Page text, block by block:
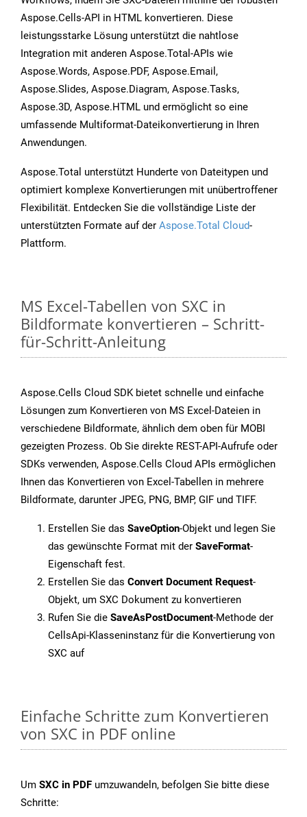
Aspose.Cells-API in HTML konvertieren. Diese
leistungsstarke Lösung unterstützt die nahtlose
Integration mit anderen Aspose.Total-APIs wie
Aspose.Words, Aspose.PDF, Aspose.Email,
Aspose.Slides, Aspose.Diagram, Aspose.Tasks,
Aspose.3D, Aspose.HTML und ermöglicht so eine
umfassende Multiformat-Dateikonvertierung in Ihren
Anwendungen.
Aspose.Total unterstützt Hunderte von Dateitypen und
optimiert komplexe Konvertierungen mit unübertroffener
Flexibilität. Entdecken Sie die vollständige Liste der
unterstützten Formate auf der Aspose.Total Cloud-
Plattform.
MS Excel-Tabellen von SXC in
Bildformate konvertieren – Schritt-
für-Schritt-Anleitung
Aspose.Cells Cloud SDK bietet schnelle und einfache
Lösungen zum Konvertieren von MS Excel-Dateien in
verschiedene Bildformate, ähnlich dem oben für MOBI
gezeigten Prozess. Ob Sie direkte REST-API-Aufrufe oder
SDKs verwenden, Aspose.Cells Cloud APIs ermöglichen
Ihnen das Konvertieren von Excel-Tabellen in mehrere
Bildformate, darunter JPEG, PNG, BMP, GIF und TIFF.
Erstellen Sie das SaveOption-Objekt und legen Sie
das gewünschte Format mit der SaveFormat-
Eigenschaft fest.
Erstellen Sie das Convert Document Request-
Objekt, um SXC Dokument zu konvertieren
Rufen Sie die SaveAsPostDocument-Methode der
CellsApi-Klasseninstanz für die Konvertierung von
SXC auf
Einfache Schritte zum Konvertieren
von SXC in PDF online
Um SXC in PDF umzuwandeln, befolgen Sie bitte diese
Schritte: